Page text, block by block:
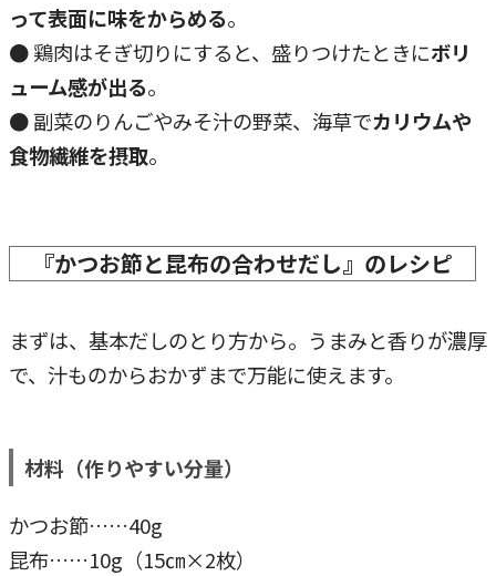
って表面に味をからめる。
● 鶏肉はそぎ切りにすると、盛りつけたときにボリ
ューム感が出る。
● 副菜のりんごやみそ汁の野菜、海草でカリウムや
食物繊維を摂取。
『かつお節と昆布の合わせだし』のレシピ
まずは、基本だしのとり方から。うまみと香りが濃厚
で、汁ものからおかずまで万能に使えます。
材料（作りやすい分量）
かつお節……40g
昆布……10g（15㎝×2枚）